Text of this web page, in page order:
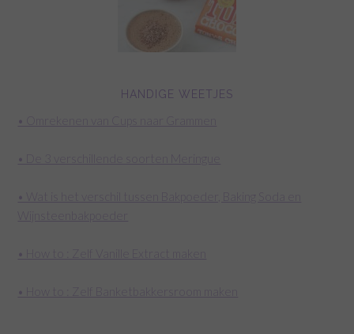
HANDIGE WEETJES
• Omrekenen van Cups naar Grammen
• De 3 verschillende soorten Meringue
• Wat is het verschil tussen Bakpoeder, Baking Soda en
• How to : Zelf Vanille Extract maken
• How to : Zelf Banketbakkersroom maken